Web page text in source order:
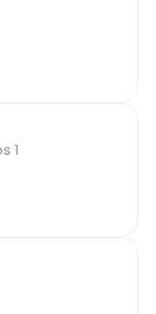
1